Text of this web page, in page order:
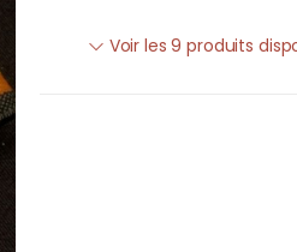
Voir les 9 produits